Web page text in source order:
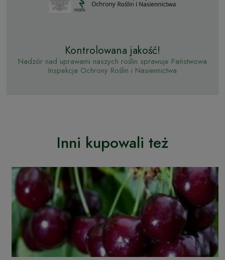
Kontrolowana jakość!
Nadzór nad uprawami naszych roślin sprawuje Państwowa
Inspekcja Ochrony Roślin i Nasiennictwa
Inni kupowali też